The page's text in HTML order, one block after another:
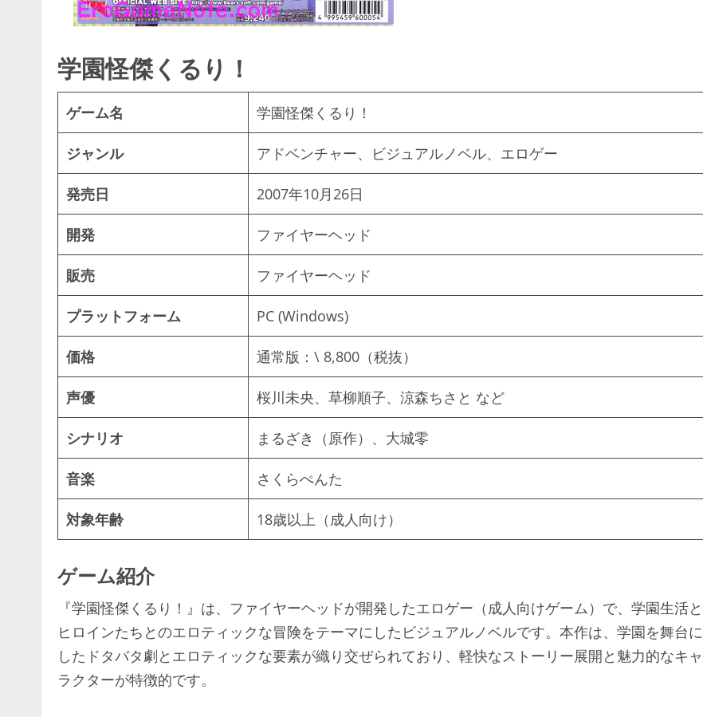
学園怪傑くるり！
ゲーム名 学園怪傑くるり！
ジャンル アドベンチャー、ビジュアルノベル、エロゲー
発売日 2007年10月26日
開発 ファイヤーヘッド
販売 ファイヤーヘッド
プラットフォーム PC (Windows)
価格 通常版：\ 8,800（税抜）
声優 桜川未央、草柳順子、涼森ちさと など
シナリオ まるざき（原作）、大城零
音楽 さくらぺんた
対象年齢 18歳以上（成人向け）
ゲーム紹介
『学園怪傑くるり！』は、ファイヤーヘッドが開発したエロゲー（成人向けゲーム）で、学園生活と
ヒロインたちとのエロティックな冒険をテーマにしたビジュアルノベルです。本作は、学園を舞台に
したドタバタ劇とエロティックな要素が織り交ぜられており、軽快なストーリー展開と魅力的なキャ
ラクターが特徴的です。